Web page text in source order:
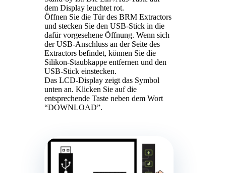
dem Display leuchtet rot.
Öffnen Sie die Tür des BRM Extractors
und stecken Sie den USB-Stick in die
dafür vorgesehene Öffnung. Wenn sich
der USB-Anschluss an der Seite des
Extractors befindet, können Sie die
Silikon-Staubkappe entfernen und den
USB-Stick einstecken.
Das LCD-Display zeigt das Symbol
unten an. Klicken Sie auf die
entsprechende Taste neben dem Wort
“DOWNLOAD”.